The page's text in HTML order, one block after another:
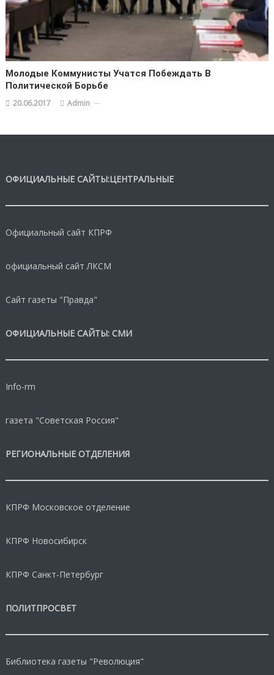
Молодые Коммунисты Учатся Побеждать В
Политической Борьбе
20.06.2017 Admin
ОФИЦИАЛЬНЫЕ САЙТЫ:ЦЕНТРАЛЬНЫЕ
Официальный сайт КПРФ
официальный сайт ЛКСМ
Сайт газеты "Правда"
ОФИЦИАЛЬНЫЕ САЙТЫ: СМИ
Info-rm
газета "Советская Россия"
РЕГИОНАЛЬНЫЕ ОТДЕЛЕНИЯ
КПРФ Московское отделение
КПРФ Новосибирск
КПРФ Санкт-Петербург
ПОЛИТПРОСВЕТ
Библиотека газеты "Революция"